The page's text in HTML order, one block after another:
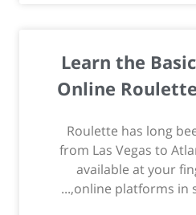
Learn the
Online
Roulette has long
from Las Vegas to
available at your
online platforms in